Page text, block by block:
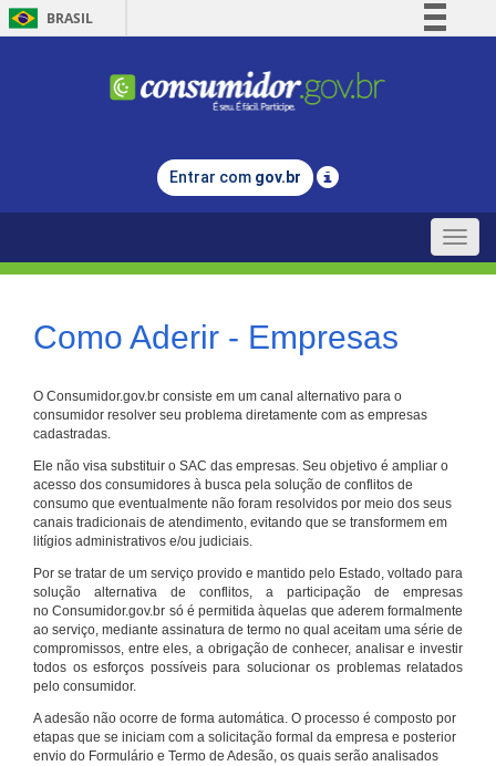
BRASIL
Comunica BR
Legislação
Entrar com gov.br
Toggle
Como Aderir - Empresas
O Consumidor.gov.br consiste em um canal alternativo para o
consumidor resolver seu problema diretamente com as empresas
cadastradas.
Ele não visa substituir o SAC das empresas. Seu objetivo é ampliar o
acesso dos consumidores à busca pela solução de conflitos de
consumo que eventualmente não foram resolvidos por meio dos seus
canais tradicionais de atendimento, evitando que se transformem em
litígios administrativos e/ou judiciais.
Por se tratar de um serviço provido e mantido pelo Estado, voltado para
solução alternativa de conflitos, a participação de empresas
no Consumidor.gov.br só é permitida àquelas que aderem formalmente
ao serviço, mediante assinatura de termo no qual aceitam uma série de
compromissos, entre eles, a obrigação de conhecer, analisar e investir
todos os esforços possíveis para solucionar os problemas relatados
pelo consumidor.
A adesão não ocorre de forma automática. O processo é composto por
etapas que se iniciam com a solicitação formal da empresa e posterior
envio do Formulário e Termo de Adesão, os quais serão analisados